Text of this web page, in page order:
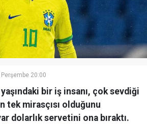
20:00
bir iş insanı, çok sevdiği
tek mirasçısı olduğunu
dolarlık servetini ona bıraktı.